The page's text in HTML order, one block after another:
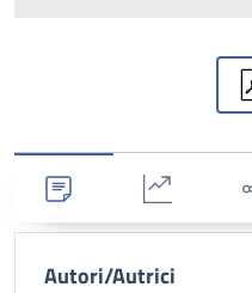
Dettagli Statistiche
Autori/Autrici